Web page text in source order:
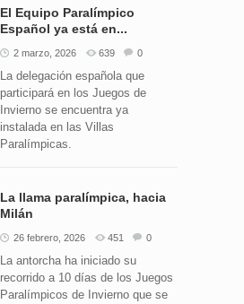
El Equipo Paralímpico
Español ya está en...
2 marzo, 2026 639 0
La delegación española que
participará en los Juegos de
Invierno se encuentra ya
instalada en las Villas
Paralímpicas.
La llama paralímpica, hacia
Milán
26 febrero, 2026 451 0
La antorcha ha iniciado su
recorrido a 10 días de los Juegos
Paralímpicos de Invierno que se